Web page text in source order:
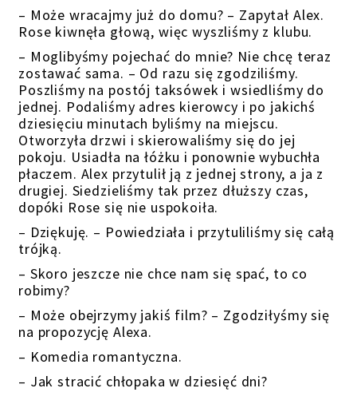
– Może wracajmy już do domu? – Zapytał Alex.
Rose kiwnęła głową, więc wyszliśmy z klubu.
– Moglibyśmy pojechać do mnie? Nie chcę teraz
zostawać sama. – Od razu się zgodziliśmy.
Poszliśmy na postój taksówek i wsiedliśmy do
jednej. Podaliśmy adres kierowcy i po jakichś
dziesięciu minutach byliśmy na miejscu.
Otworzyła drzwi i skierowaliśmy się do jej
pokoju. Usiadła na łóżku i ponownie wybuchła
płaczem. Alex przytulił ją z jednej strony, a ja z
drugiej. Siedzieliśmy tak przez dłuższy czas,
dopóki Rose się nie uspokoiła.
– Dziękuję. – Powiedziała i przytuliliśmy się całą
trójką.
– Skoro jeszcze nie chce nam się spać, to co
robimy?
– Może obejrzymy jakiś film? – Zgodziłyśmy się
na propozycję Alexa.
– Komedia romantyczna.
– Jak stracić chłopaka w dziesięć dni?